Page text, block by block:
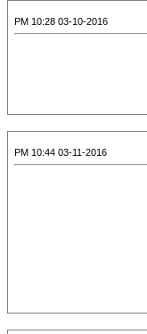
03-10-2016 10:28 PM
03-11-2016 10:44 PM